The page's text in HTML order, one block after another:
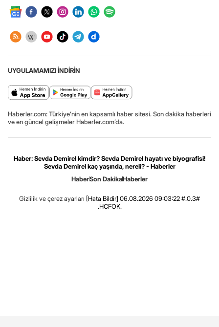
UYGULAMAMIZI İNDİRİN
Haberler.com: Türkiye’nin en kapsamlı haber sitesi. Son dakika haberleri
ve en güncel gelişmeler Haberler.com’da.
Haber: Sevda Demirel kimdir? Sevda Demirel hayatı ve biyografisi!
Sevda Demirel kaç yaşında, nereli? - Haberler
HaberSon DakikaHaberler
Gizlilik ve çerez ayarları [Hata Bildir] 06.08.2026 09:03:22 #.0.3#
.HCFOK.